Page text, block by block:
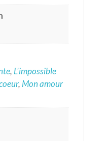
, L'impossible
, Mon amour